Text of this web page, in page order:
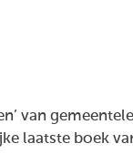
van
laatste boek